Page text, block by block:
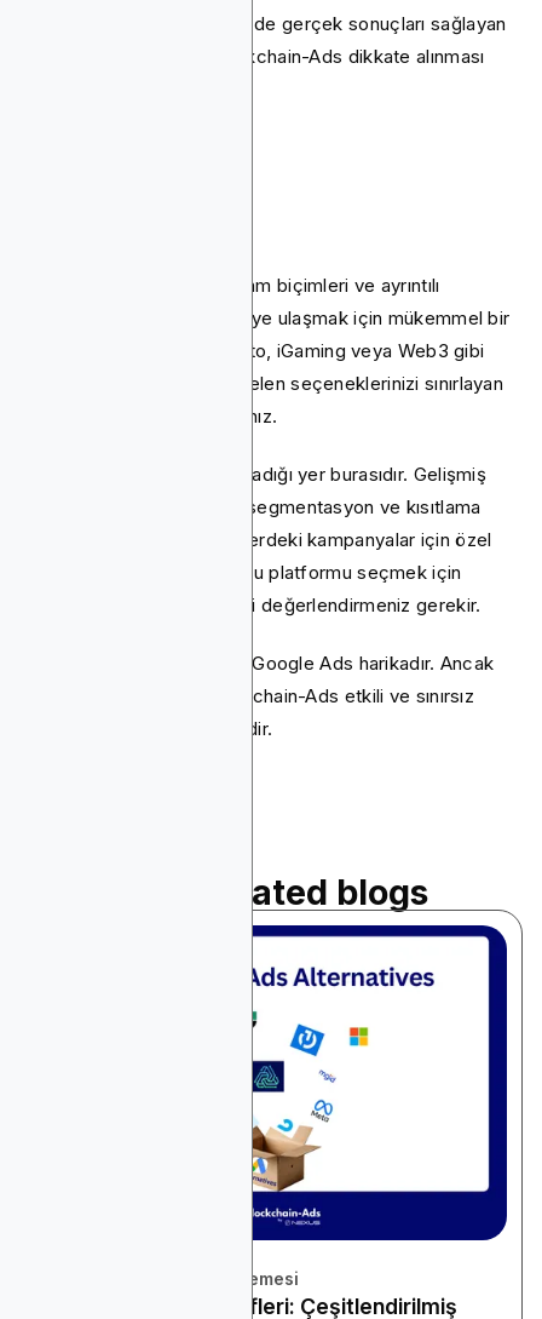
Kripto, Web3 veya iGaming'de gerçek sonuçları sağlayan
bir çözüm arıyorsanız, Blockchain-Ads dikkate alınması
Google Ads, çok yönlü reklam biçimleri ve ayrıntılı
hedefleme ile geniş bir kitleye ulaşmak için mükemmel bir
araçtır. Bununla birlikte, kripto, iGaming veya Web3 gibi
sektörlerdeyseniz, muhtemelen seçeneklerinizi sınırlayan
kısıtlamalarla karşılaşacaksınız.
Blockchain-Reklamların parladığı yer burasıdır. Gelişmiş
hedefleme, cüzdan tabanlı segmentasyon ve kısıtlama
olmaması sayesinde bu nişlerdeki kampanyalar için özel
olarak oluşturulmuştur. Doğru platformu seçmek için
sektörünüzü ve hedeflerinizi değerlendirmeniz gerekir.
Genel reklam ihtiyaçları için Google Ads harikadır. Ancak
kripto ve iGaming için Blockchain-Ads etkili ve sınırsız
reklamcılık için en iyi seçimdir.
Read related blogs
Platform ve Araçlar İncelemesi
Google Ads Alternatifleri: Çeşitlendirilmiş